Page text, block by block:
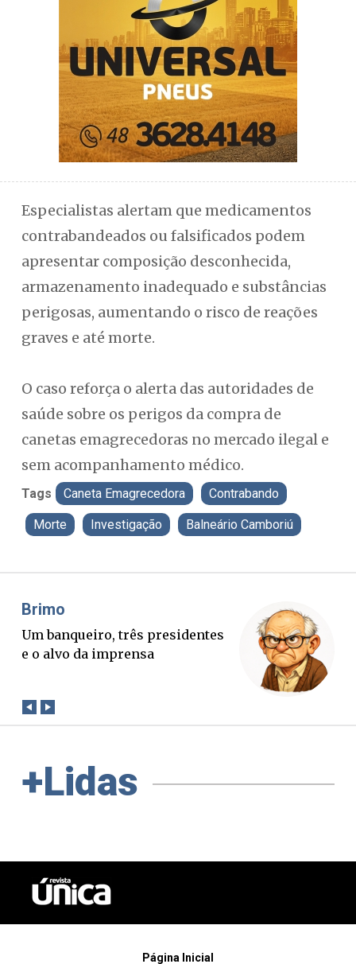
Especialistas alertam que medicamentos
contrabandeados ou falsificados podem
apresentar composição desconhecida,
armazenamento inadequado e substâncias
perigosas, aumentando o risco de reações
graves e até morte.
O caso reforça o alerta das autoridades de
saúde sobre os perigos da compra de
canetas emagrecedoras no mercado ilegal e
sem acompanhamento médico.
Tags Caneta Emagrecedora Contrabando
Morte Investigação Balneário Camboriú
Brimo
Um banqueiro, três presidentes
e o alvo da imprensa
+Lidas
Página Inicial